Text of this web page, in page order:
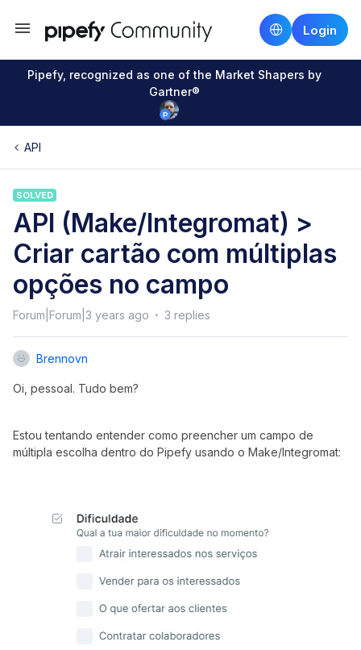
Login
Pipefy, recognized as one of the Market Shapers by
Gartner®
API
SOLVED
API (Make/Integromat) >
Criar cartão com múltiplas
opções no campo
Forum|Forum|3 years ago 3 replies
Brennovn
Oi, pessoal. Tudo bem?
Estou tentando entender como preencher um campo de
múltipla escolha dentro do Pipefy usando o Make/Integromat: